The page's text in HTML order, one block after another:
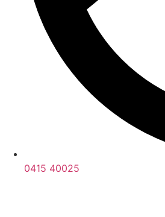
0415 40025